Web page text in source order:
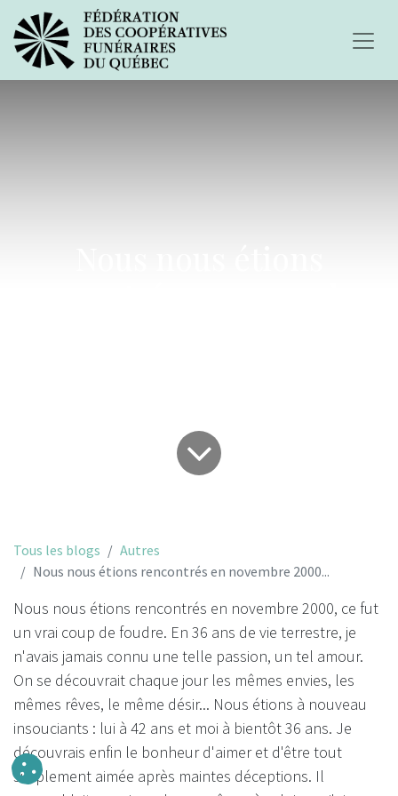
Tous les blogs
Autres
Nous nous étions rencontrés en novembre 2000...
Nous nous étions rencontrés en novembre 2000, ce fut
un vrai coup de foudre. En 36 ans de vie terrestre, je
n'avais jamais connu une telle passion, un tel amour.
On se découvrait chaque jour les mêmes envies, les
mêmes rêves, le même désir... Nous étions à nouveau
insouciants : lui à 42 ans et moi à bientôt 36 ans. Je
découvrais enfin le bonheur d'aimer et d'être tout
simplement aimée après maintes déceptions. Il